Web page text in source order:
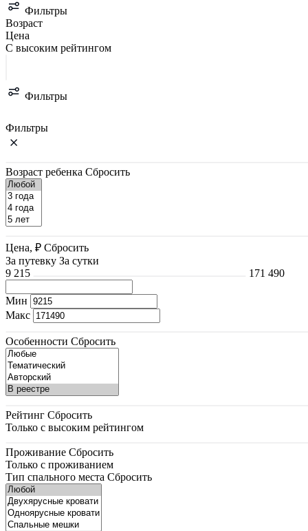
Фильтры
Возраст
Цена
С высоким рейтингом
Фильтры
Фильтры
Возраст ребенка Сбросить
Цена, ₽ Сбросить
За путевку За сутки
9 215
171 490
Мин
Макс
Особенности Сбросить
Рейтинг Сбросить
Только с высоким рейтингом
Проживание Сбросить
Только с проживанием
Тип спального места Сбросить